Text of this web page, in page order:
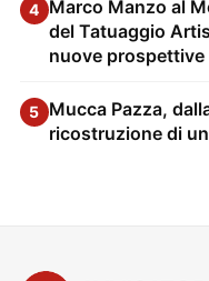
4 Marco Manzo al
del Tatuaggio
nuove
5 Mucca Pazza,
ricostruzione di